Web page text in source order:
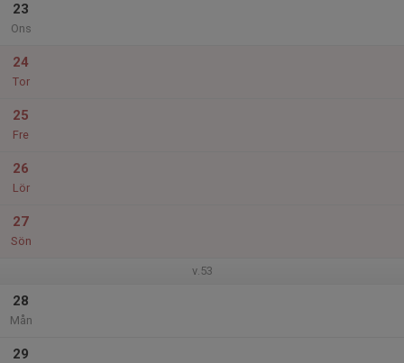
23
Ons
24
Tor
25
Fre
26
Lör
27
Sön
v.53
28
Mån
29